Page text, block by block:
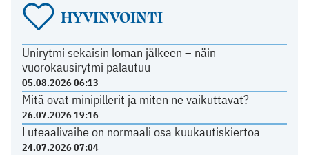
HYVINVOINTI
Unirytmi sekaisin loman jälkeen – näin
vuorokausirytmi palautuu
05.08.2026 06:13
Mitä ovat minipillerit ja miten ne vaikuttavat?
26.07.2026 19:16
Luteaalivaihe on normaali osa kuukautiskiertoa
24.07.2026 07:04